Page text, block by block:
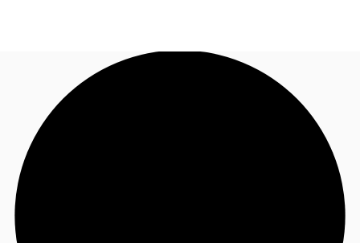
オフィス・事務所
倉庫・物流センター
お電話